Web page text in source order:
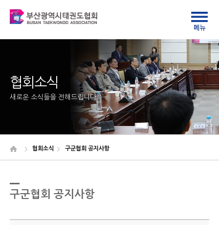
협회소식
새로운 소식들을 전해드립니다
협회소식 구군협회 공지사항
구군협회 공지사항